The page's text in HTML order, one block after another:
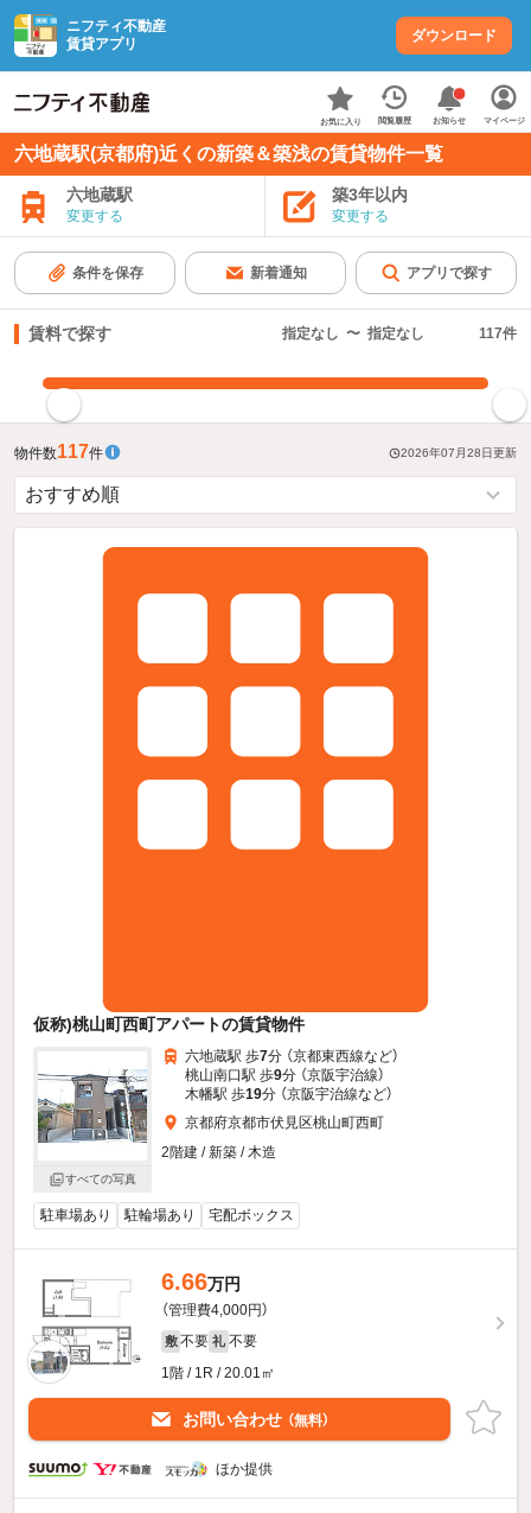
ニフティ不動産
賃貸アプリ
ダウンロード
お気に入り 閲覧履歴 お知らせ マイページ
六地蔵駅(京都府)近くの新築＆築浅の賃貸物件一覧
六地蔵駅
変更する
築3年以内
変更する
条件を保存 新着通知 アプリで探す
賃料で探す 指定なし 〜 指定なし 117件
物件数117件 2026年07月28日更新
仮称)桃山町西町アパートの賃貸物件
すべての写真
六地蔵駅 歩7分 （京都東西線など）
桃山南口駅 歩9分 （京阪宇治線）
木幡駅 歩19分 （京阪宇治線など）
京都府京都市伏見区桃山町西町
2階建 / 新築 / 木造
駐車場あり 駐輪場あり 宅配ボックス
6.66万円
（管理費4,000円）
敷 不要 礼 不要
1階 / 1R / 20.01㎡
お問い合わせ （無料）
ほか提供